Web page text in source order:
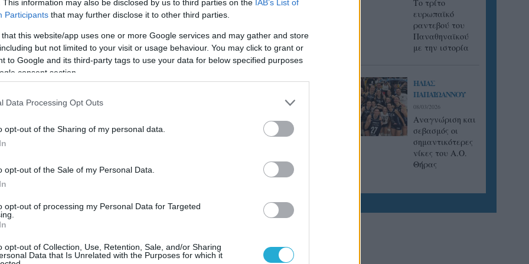
This information may also be disclosed by us to third parties on the IAB’s List of
Participants that may further disclose it to other third parties.
that this website/app uses one or more Google services and may gather and store
but not limited to your visit or usage behaviour. You may click to grant or
to Google and its third-party tags to use your data for below specified purposes
consent section.
Data Processing Opt Outs
opt-out of the Sharing of my personal data.
opt-out of the Sale of my Personal Data.
opt-out of processing my Personal Data for Targeted
opt-out of Collection, Use, Retention, Sale, and/or Sharing
Data that Is Unrelated with the Purposes for which it
συνέβαλλαν τα μέγιστα ώστε να έρθει η διάκριση αυτή.
μου στην Ελλάδα αλλά πιο μεγάλη και σπουδαία θα
ΥΨΟΣ
1.95 Πασαδόρος
CEV Challenge Cup 3η
θέση
Tο τρίτο
ευρωπαϊκό
ραντεβού του
Παναθηναϊκού
με την ιστορία
ΗΛΙΑΣ
ΠΑΠΑΪΩΑΝΝΟΥ
08/03/2026
Αναγνώριση και
σεβασμός οι
σημαντικότερες
νίκες του Α.Ο.
Θήρας